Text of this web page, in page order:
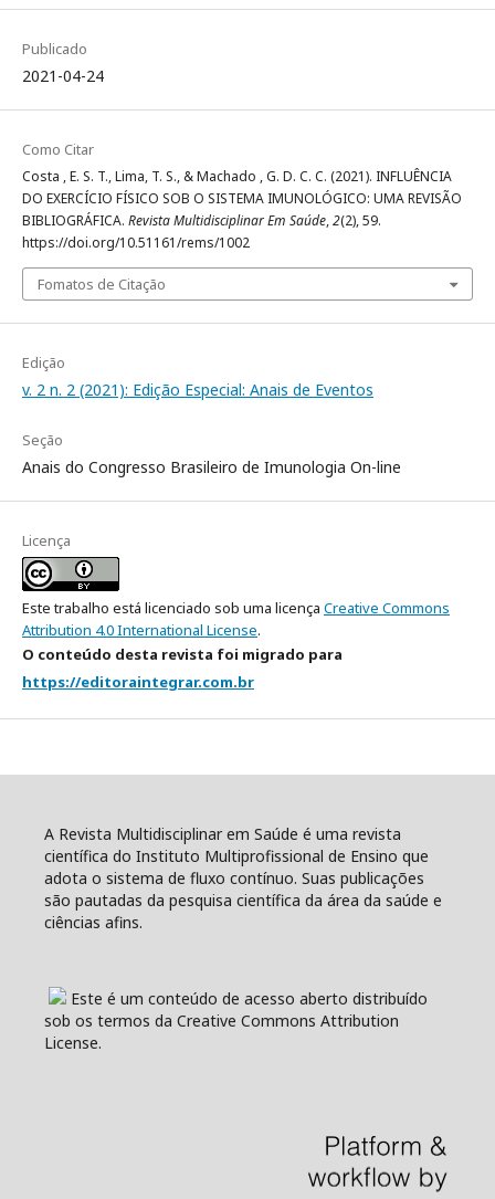
Publicado
2021-04-24
Como Citar
Costa , E. S. T., Lima, T. S., & Machado , G. D. C. C. (2021). INFLUÊNCIA
DO EXERCÍCIO FÍSICO SOB O SISTEMA IMUNOLÓGICO: UMA REVISÃO
BIBLIOGRÁFICA. Revista Multidisciplinar Em Saúde,2(2), 59.
https://doi.org/10.51161/rems/1002
Fomatos de Citação
Edição
v. 2 n. 2 (2021): Edição Especial: Anais de Eventos
Seção
Anais do Congresso Brasileiro de Imunologia On-line
Licença
Este trabalho está licenciado sob uma licença Creative Commons
Attribution 4.0 International License.
O conteúdo desta revista foi migrado para
https://editoraintegrar.com.br
A Revista Multidisciplinar em Saúde é uma revista
científica do Instituto Multiprofissional de Ensino que
adota o sistema de fluxo contínuo. Suas publicações
são pautadas da pesquisa científica da área da saúde e
ciências afins.
Este é um conteúdo de acesso aberto distribuído
sob os termos da Creative Commons Attribution
License.